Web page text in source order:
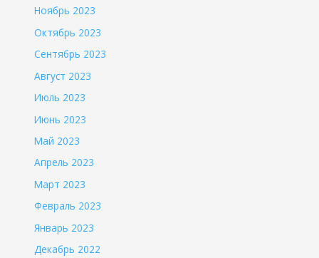
Ноябрь 2023
Октябрь 2023
Сентябрь 2023
Август 2023
Июль 2023
Июнь 2023
Май 2023
Апрель 2023
Март 2023
Февраль 2023
Январь 2023
Декабрь 2022